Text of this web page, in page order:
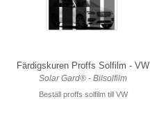
Färdigskuren Proffs Solfilm - VW
Solar Gard® - Bilsolfilm
Beställ proffs solfilm till VW